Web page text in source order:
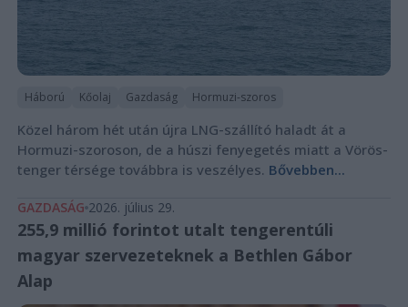
Háború Kőolaj Gazdaság Hormuzi-szoros
Közel három hét után újra LNG-szállító haladt át a
Hormuzi-szoroson, de a húszi fenyegetés miatt a Vörös-
tenger térsége továbbra is veszélyes. Bővebben...
GAZDASÁG 2026. július 29.
255,9 millió forintot utalt tengerentúli
magyar szervezeteknek a Bethlen Gábor
Alap